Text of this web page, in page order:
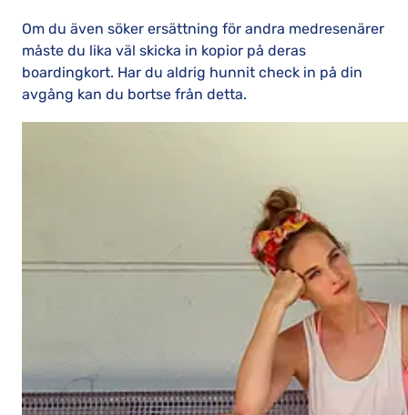
Om du även söker ersättning för andra medresenärer
måste du lika väl skicka in kopior på deras
boardingkort. Har du aldrig hunnit check in på din
avgång kan du bortse från detta.